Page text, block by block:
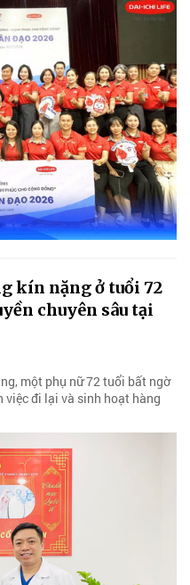
kín nặng ở tuổi 72
chuyên sâu tại
một phụ nữ 72 tuổi bất ngờ
việc đi lại và sinh hoạt hàng